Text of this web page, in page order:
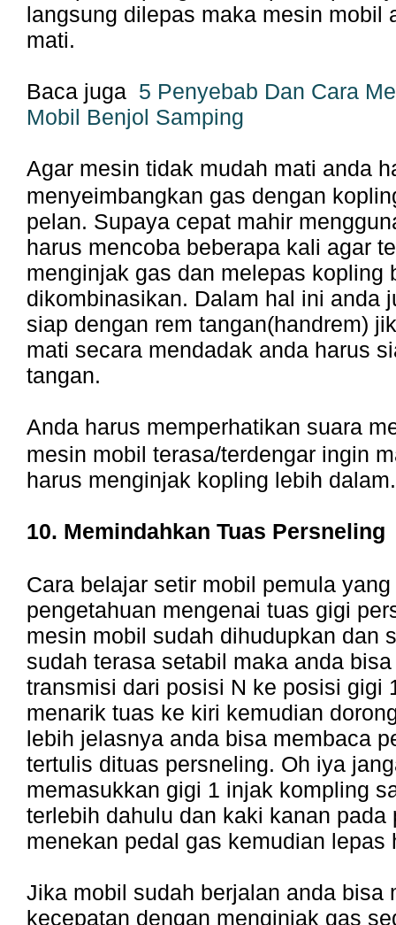
langsung dilepas maka mesin mobil
mati.
Baca juga 5 Penyebab Dan Cara
Mobil Benjol Samping
Agar mesin tidak mudah mati anda
menyeimbangkan gas dengan
pelan. Supaya cepat mahir
harus mencoba beberapa kali agar
menginjak gas dan melepas kopling
dikombinasikan. Dalam hal ini anda
siap dengan rem tangan(handrem)
mati secara mendadak anda harus
tangan.
Anda harus memperhatikan suara
mesin mobil terasa/terdengar ingin
harus menginjak kopling lebih dalam.
10. Memindahkan Tuas Persneling
Cara belajar setir mobil pemula
pengetahuan mengenai tuas gigi
mesin mobil sudah dihudupkan dan
sudah terasa setabil maka anda
transmisi dari posisi N ke posisi gigi
menarik tuas ke kiri kemudian
lebih jelasnya anda bisa membaca
tertulis dituas persneling. Oh iya
memasukkan gigi 1 injak kompling
terlebih dahulu dan kaki kanan pada
menekan pedal gas kemudian lepas
Jika mobil sudah berjalan anda bisa
kecepatan dengan menginjak gas